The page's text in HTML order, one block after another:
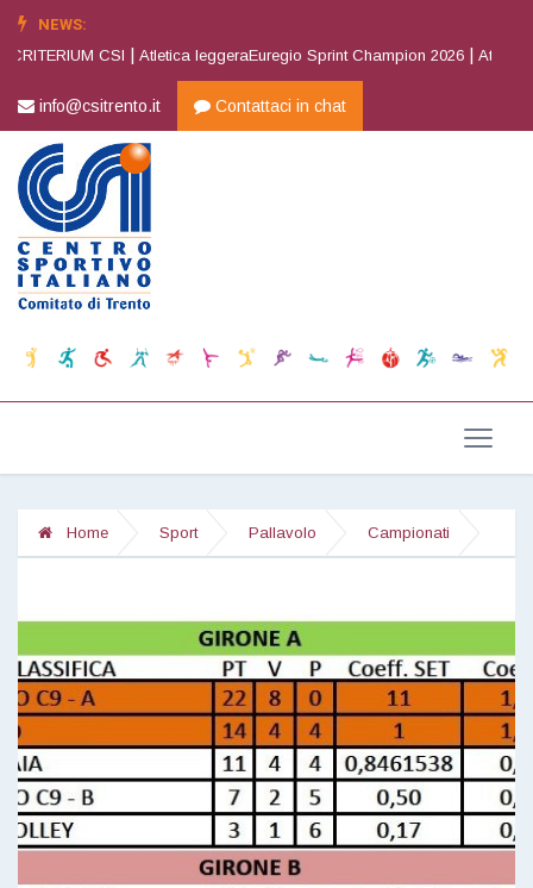
NEWS:
CSI |Atletica leggeraEuregio Sprint Champion 2026 |Atletica
info@csitrento.it Contattaci in chat
Home Sport Pallavolo Campionati